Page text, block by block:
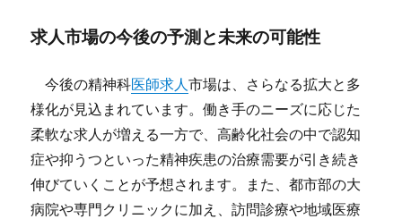
求人市場の今後の予測と未来の可能性
今後の精神科医師求人市場は、さらなる拡大と多
様化が見込まれています。働き手のニーズに応じた
柔軟な求人が増える一方で、高齢化社会の中で認知
症や抑うつといった精神疾患の治療需要が引き続き
伸びていくことが予想されます。また、都市部の大
病院や専門クリニックに加え、訪問診療や地域医療